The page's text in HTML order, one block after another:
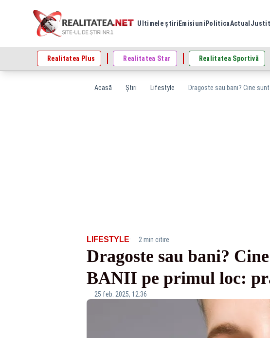
Ultimele știri Emisiuni PoliticaActual
Realitatea Plus Realitatea Star Realitatea Sportivă
Acasă Știri Lifestyle Dragoste sau bani? Cine
LIFESTYLE· 2 min citire
Dragoste sau bani?
BANII pe primul loc:
25 feb. 2025, 12:36